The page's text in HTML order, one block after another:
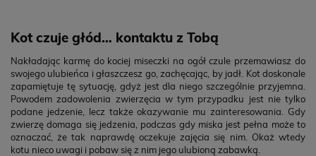
Kot czuje głód… kontaktu z Tobą
Nakładając karmę do kociej miseczki na ogół czule przemawiasz do
swojego ulubieńca i głaszczesz go, zachęcając, by jadł. Kot doskonale
zapamiętuje tę sytuację, gdyż jest dla niego szczególnie przyjemna.
Powodem zadowolenia zwierzęcia w tym przypadku jest nie tylko
podane jedzenie, lecz także okazywanie mu zainteresowania. Gdy
zwierzę domaga się jedzenia, podczas gdy miska jest pełna może to
oznaczać, że tak naprawdę oczekuje zajęcia się nim. Okaż wtedy
kotu nieco uwagi i pobaw się z nim jego ulubioną zabawką.